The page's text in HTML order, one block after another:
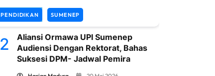
PENDIDIKAN SUMENEP
2
Aliansi Ormawa UPI Sumenep
Audiensi Dengan Rektorat, Bahas
Suksesi DPM- Jadwal Pemira